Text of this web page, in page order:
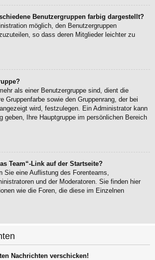
Benutzergruppen farbig dargestellt?
möglich, den Benutzergruppen
so dass deren Mitglieder leichter zu
als einer Benutzergruppe sind, dient die
Gruppenfarbe sowie den Gruppenrang, der bei
wird, festzulegen. Ein Administrator kann
geben, Ihre Hauptgruppe im persönlichen Bereich
Team“-Link auf der Startseite?
Sie eine Auflistung des Forenteams,
und der Moderatoren. Sie finden hier
wie die Foren, die diese im Einzelnen
Nachrichten verschicken!